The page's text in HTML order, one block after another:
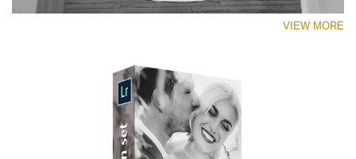
VIEW MORE